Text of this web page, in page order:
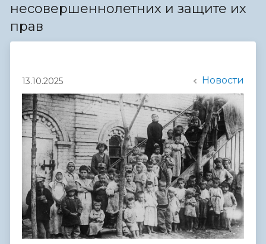
несовершеннолетних и защите их
прав
13.10.2025 Новости